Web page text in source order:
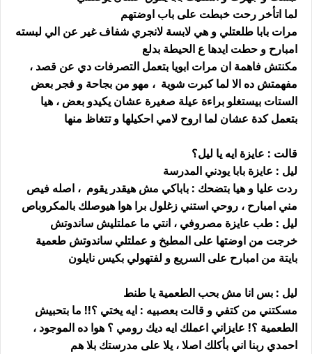
لما اتأخر رحت خبطت على باب اوضتهم
مرات بابا طلعتلي و هي لابسة لانجري شفاف غير عن الي لبسته
امبارح و حطت ايدها ع الحيطة بدلع
مكنتش فاهمة ان مرات ابويا بتعمل التصرفات دي عن قصد ،
مفهمتش ده الا لما كبرت شوية ، مهو من بجاحة و فجر بعض
الستات بيستغلو براءة عيلة صغيرة عشان يكيدو بعض ، هيا
بتعمل كدة عشان لما اروح لامي احكيلها و تتغاظ منها
قالت : عايزة ايه يا ليل؟
ليل : عايزة بابا يودني المدرسة
ردت عليا و هيا بتضحك : باباكي مش هيقدر يقوم ، اصله فيص
مني امبارح ، روحي استني زغلول برا هوا هيوصلك بالمكروباص
ليل : طب عايزة مصروفي ، انتي ما عملتليش ساندوتش
خرجت من اوضتها على المطبخ و عملتلي ساندوتش طعمية
بايتة من امبارح على السريع و لفتهولي بكيس نايلون
ليل : بس انا مش بحب الطعمية يا طنط
مسكتني من كتفي و قالت بعصبيه : ايه يختي ؟!! ما بتحبيش
الطعمية ؟! عايزاني اعملك ايه ديك رومي ؟ هوا ده الموجود ،
احمدي ربنا اني بأكلك اصلا ، يلا على مدرستك بلا هم